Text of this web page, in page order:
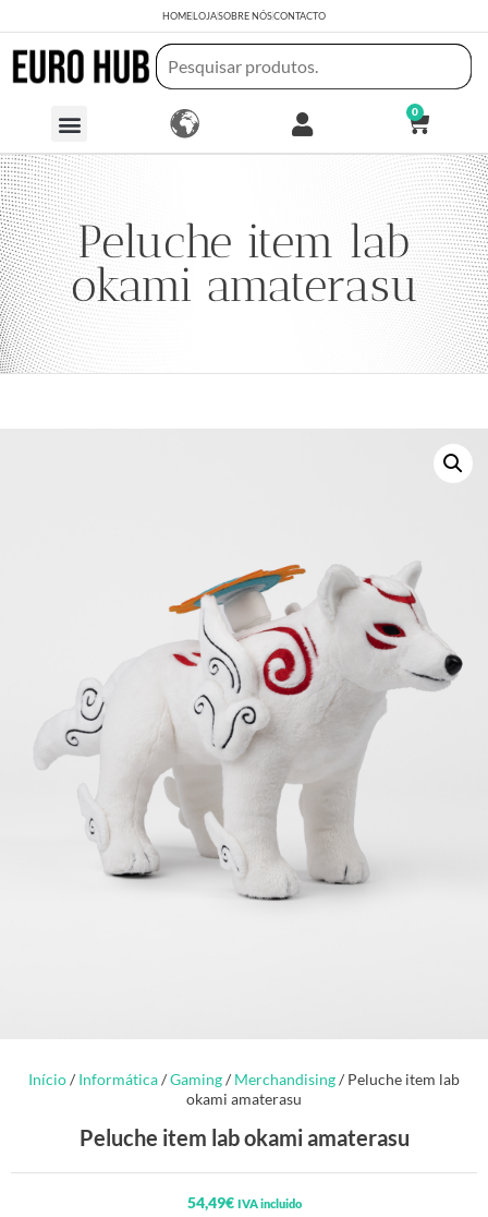
HOMELOJASOBRE NÓSCONTACTO
0
Peluche item lab
okami amaterasu
Início/ Informática/Gaming/ Merchandising/ Peluche item lab
okami amaterasu
Peluche item lab okami amaterasu
54,49€ IVA incluido